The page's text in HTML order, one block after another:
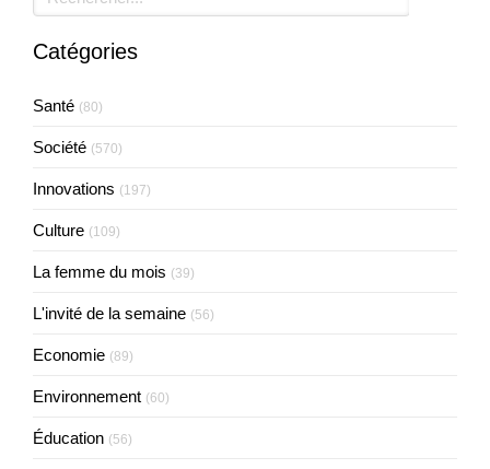
Catégories
Santé (80)
Société (570)
Innovations (197)
Culture (109)
La femme du mois (39)
L'invité de la semaine (56)
Economie (89)
Environnement (60)
Éducation (56)